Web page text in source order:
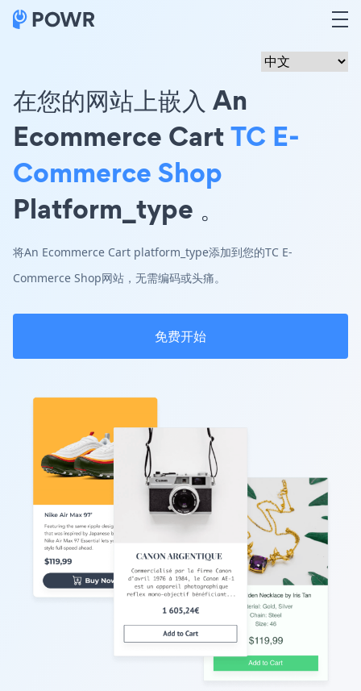
在您的网站上嵌入 An
Ecommerce CartTC E-
Commerce Shop
Platform_type 。
将An Ecommerce Cart platform_type添加到您的TC E-
Commerce Shop网站，无需编码或头痛。
免费开始